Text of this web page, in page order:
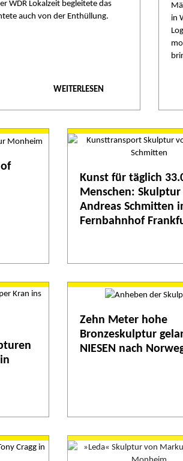
WDR Lokalzeit begleitete das
auch von der Enthüllung.
WEITERLESEN
in
Kunst für täglich
Menschen:
Andreas Schmitten
Fernbahnhof
Zehn Meter hohe
Bronzeskulptur
NIESEN nach